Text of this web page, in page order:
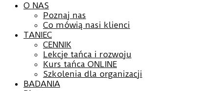
O NAS
Poznaj nas
Co mówią nasi klienci
TANIEC
CENNIK
Lekcje tańca i rozwoju
Kurs tańca ONLINE
Szkolenia dla organizacji
BADANIA